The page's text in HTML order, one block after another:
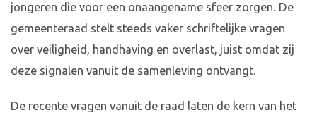
jongeren die voor een onaangename sfeer zorgen. De
gemeenteraad stelt steeds vaker schriftelijke vragen
over veiligheid, handhaving en overlast, juist omdat zij
deze signalen vanuit de samenleving ontvangt.
De recente vragen vanuit de raad laten de kern van het